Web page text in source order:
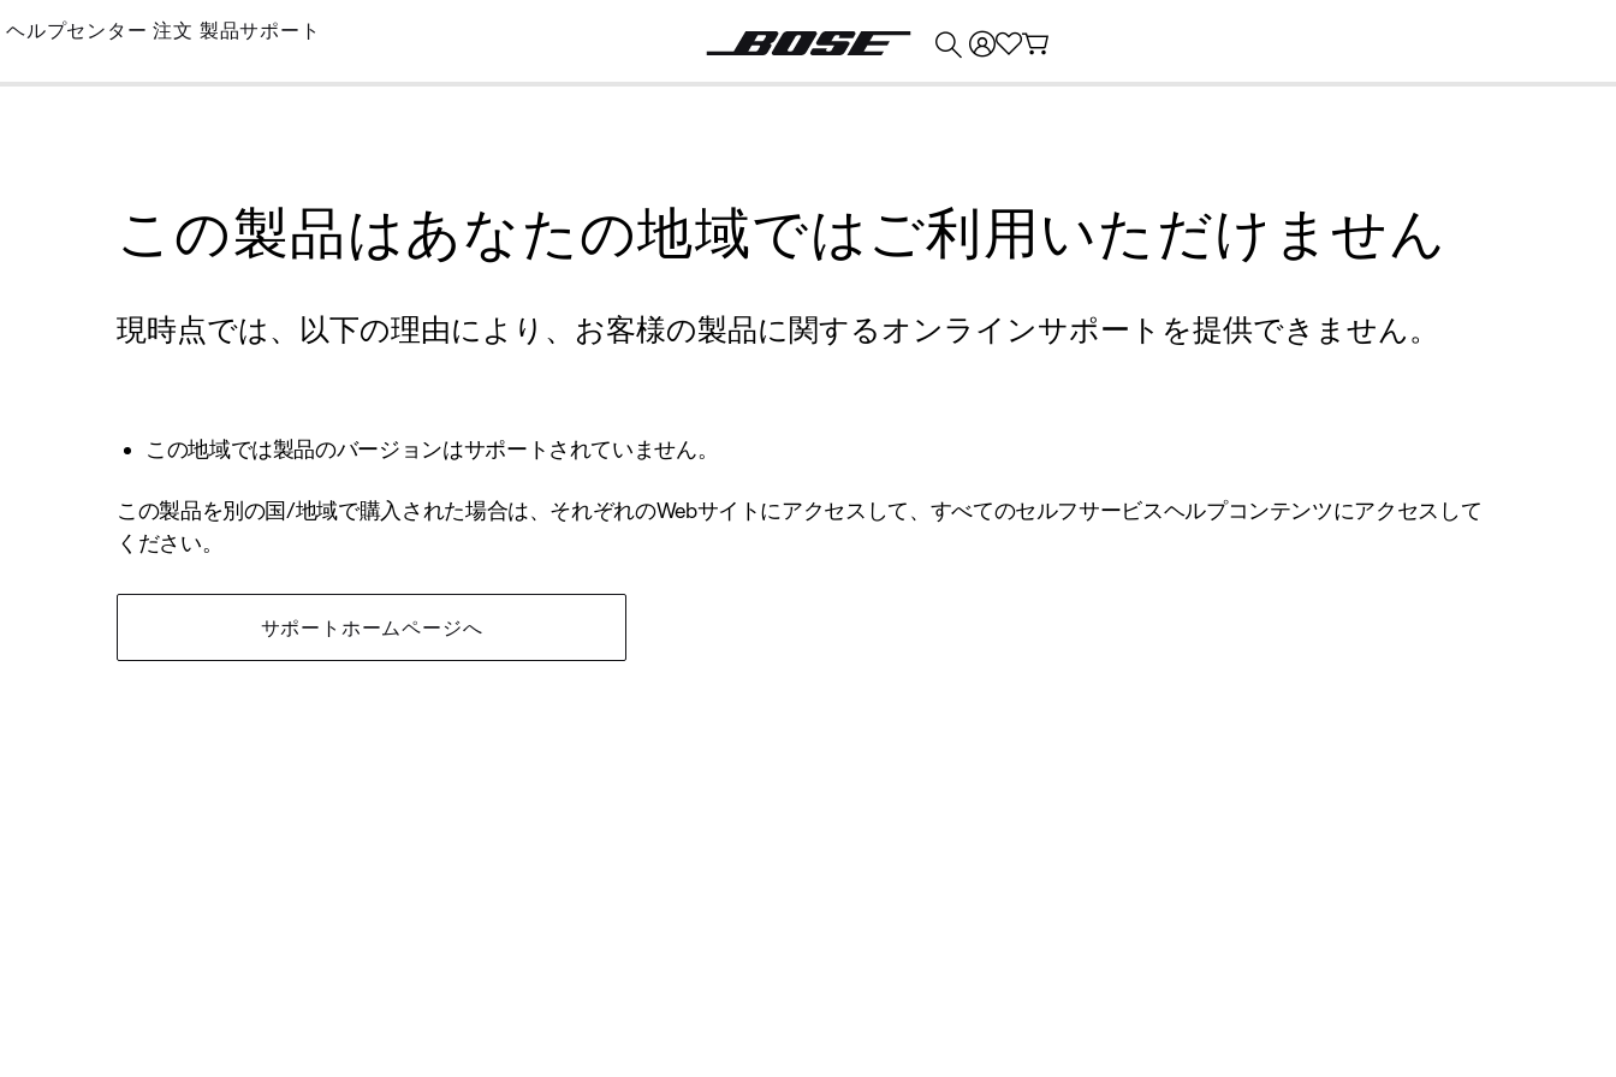
Skip
Main
ヘルプセンター 注文 製品サポート
この製品はあなたの地域ではご利用いただけません
現時点では、以下の理由により、お客様の製品に関するオンラインサポートを提供できません。
この地域では製品のバージョンはサポートされていません。
この製品を別の国/地域で購入された場合は、それぞれのWebサイトにアクセスして、すべてのセルフサービスヘルプコンテンツにアクセスして
ください。
サポートホームページへ